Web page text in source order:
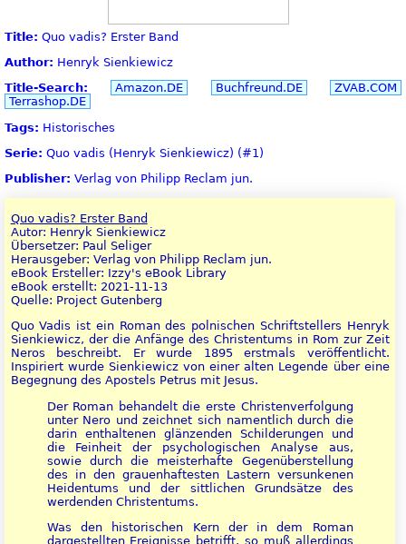
Title: Quo vadis? Erster Band
Author: Henryk Sienkiewicz
Title-Search:
Amazon.DE Buchfreund.DE
ZVAB.COM
Terrashop.DE
Tags: Historisches
Serie: Quo vadis (Henryk Sienkiewicz) (#1)
Publisher: Verlag von Philipp Reclam jun.
Quo vadis? Erster Band
Autor: Henryk Sienkiewicz
Übersetzer: Paul Seliger
Herausgeber: Verlag von Philipp Reclam jun.
eBook Ersteller: Izzy's eBook Library
eBook erstellt: 2021-11-13
Quelle: Project Gutenberg
Quo Vadis ist ein Roman des polnischen Schriftstellers Henryk
Sienkiewicz, der die Anfänge des Christentums in Rom zur Zeit
Neros beschreibt. Er wurde 1895 erstmals veröffentlicht.
Inspiriert wurde Sienkiewicz von einer alten Legende über eine
Begegnung des Apostels Petrus mit Jesus.
Der Roman behandelt die erste Christenverfolgung
unter Nero und zeichnet sich namentlich durch die
darin enthaltenen glänzenden Schilderungen und
die Feinheit der psychologischen Analyse aus,
sowie durch die meisterhafte Gegenüberstellung
des in den grauenhaftesten Lastern versunkenen
Heidentums und der sittlichen Grundsätze des
werdenden Christentums.
Was den historischen Kern der in dem Roman
dargestellten Ereignisse betrifft, so muß allerdings